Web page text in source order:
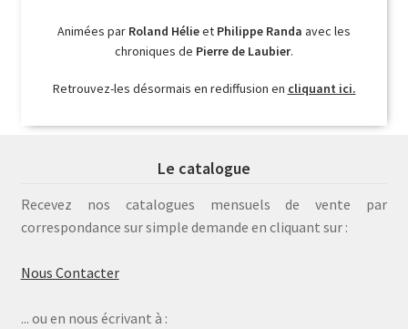
Animées par Roland Hélieet Philippe Randa avec les
chroniques de Pierre de Laubier.
Retrouvez-les désormais en rediffusion en cliquant ici.
Le catalogue
Recevez nos catalogues mensuels de vente par
correspondance sur simple demande en cliquant sur :
Nous Contacter
... ou en nous écrivant à :